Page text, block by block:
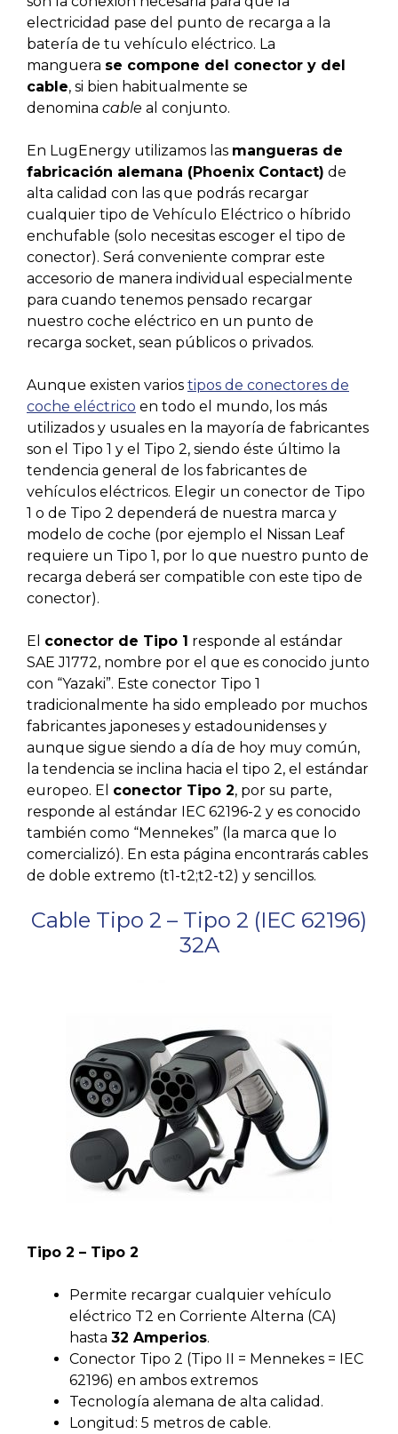
electricidad pase del punto de recarga a la
batería de tu vehículo eléctrico. La
manguera se compone del conector y del
cable, si bien habitualmente se
denomina cable al conjunto.
En LugEnergy utilizamos las mangueras de
fabricación alemana (Phoenix Contact) de
alta calidad con las que podrás recargar
cualquier tipo de Vehículo Eléctrico o híbrido
enchufable (solo necesitas escoger el tipo de
conector). Será conveniente comprar este
accesorio de manera individual especialmente
para cuando tenemos pensado recargar
nuestro coche eléctrico en un punto de
recarga socket, sean públicos o privados.
Aunque existen varios tipos de conectores de
coche eléctrico en todo el mundo, los más
utilizados y usuales en la mayoría de fabricantes
son el Tipo 1 y el Tipo 2, siendo éste último la
tendencia general de los fabricantes de
vehículos eléctricos. Elegir un conector de Tipo
1 o de Tipo 2 dependerá de nuestra marca y
modelo de coche (por ejemplo el Nissan Leaf
requiere un Tipo 1, por lo que nuestro punto de
recarga deberá ser compatible con este tipo de
conector).
El conector de Tipo 1 responde al estándar
SAE J1772, nombre por el que es conocido junto
con “Yazaki”. Este conector Tipo 1
tradicionalmente ha sido empleado por muchos
fabricantes japoneses y estadounidenses y
aunque sigue siendo a día de hoy muy común,
la tendencia se inclina hacia el tipo 2, el estándar
europeo. El conector Tipo 2, por su parte,
responde al estándar IEC 62196-2 y es conocido
también como “Mennekes” (la marca que lo
comercializó). En esta página encontrarás cables
de doble extremo (t1-t2;t2-t2) y sencillos.
Cable Tipo 2 – Tipo 2 (IEC 62196)
32A
Tipo 2 – Tipo 2
Permite recargar cualquier vehículo
eléctrico T2 en Corriente Alterna (CA)
hasta 32 Amperios.
Conector Tipo 2 (Tipo II = Mennekes = IEC
62196) en ambos extremos
Tecnología alemana de alta calidad.
Longitud: 5 metros de cable.